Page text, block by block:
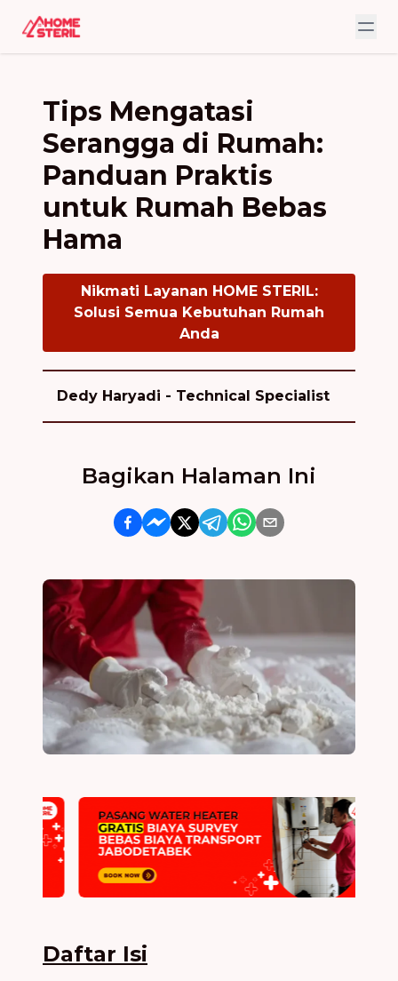
Tips Mengatasi
Serangga di Rumah:
Panduan Praktis
untuk Rumah Bebas
Hama
Nikmati Layanan HOME STERIL:
Solusi Semua Kebutuhan Rumah
Anda
Dedy Haryadi - Technical Specialist
Bagikan Halaman Ini
Daftar Isi